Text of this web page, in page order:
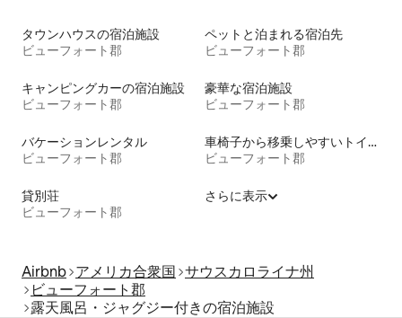
タウンハウスの宿泊施設
ビューフォート郡
ペットと泊まれる宿泊先
ビューフォート郡
キャンピングカーの宿泊施設
ビューフォート郡
豪華な宿泊施設
ビューフォート郡
バケーションレンタル
ビューフォート郡
車椅子から移乗しやすいトイレ付きの宿泊施設
ビューフォート郡
貸別荘
ビューフォート郡
さらに表示
Airbnb アメリカ合衆国 サウスカロライナ州
ビューフォート郡
露天風呂・ジャグジー付きの宿泊施設